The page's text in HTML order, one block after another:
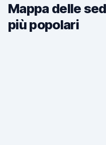
Mappa delle
più popolari